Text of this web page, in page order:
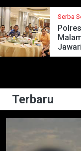
Serba
Jawari
Terbaru